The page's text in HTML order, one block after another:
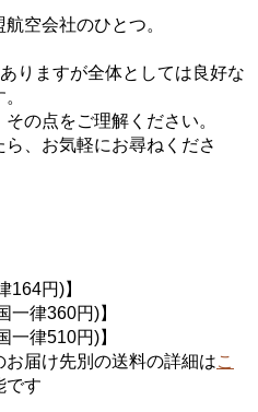
空会社のひとつ。
りますが全体としては良好な
の点をご理解ください。
ら、お気軽にお尋ねくださ
164円)】
一律360円)】
一律510円)】
お届け先別の送料の詳細はこ
です